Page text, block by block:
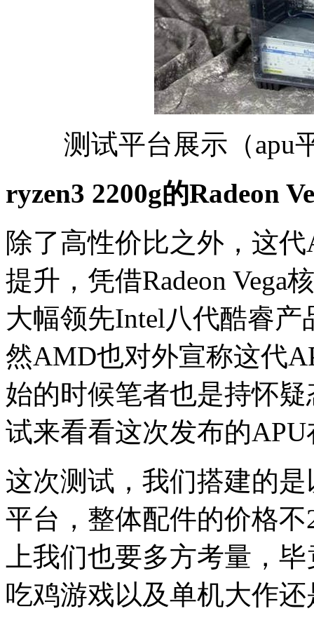
测试平台展示（apu
ryzen3 2200g的Radeon
除了高性价比之外，这
提升，凭借Radeon Vega
大幅领先Intel八代酷睿
然AMD也对外宣称这代
始的时候笔者也是持怀
试来看看这次发布的
这次测试，我们搭建的是
平台，整体配件的价格
上我们也要多方考量，
吃鸡游戏以及单机大作